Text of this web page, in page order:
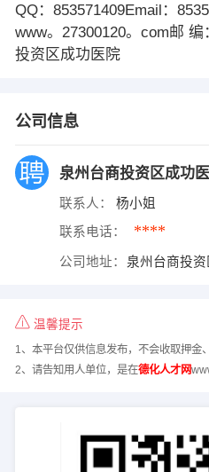
QQ：853571409Email：
www。27300120。com邮
投资区成功医院
公司信息
泉州台商投资区成功
联系人： 杨小姐
联系电话： ****
公司地址： 泉州台商投
温馨提示
1、本平台仅供信息发布，不会收取押金
2、请告知用人单位，是在德化人才网